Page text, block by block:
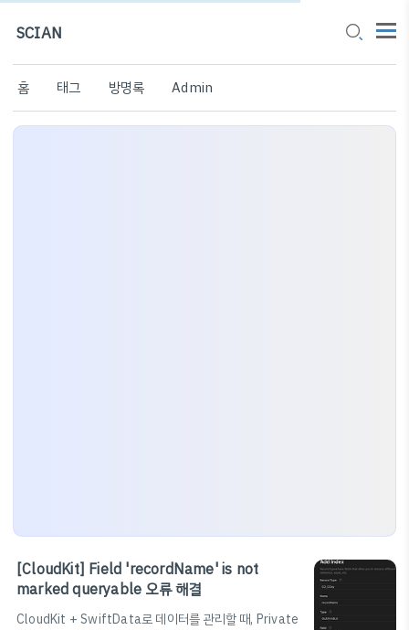
SCIAN
홈 태그 방명록 Admin
[CloudKit] Field 'recordName' is not
marked queryable 오류 해결
CloudKit + SwiftData로 데이터를 관리할 때, Private